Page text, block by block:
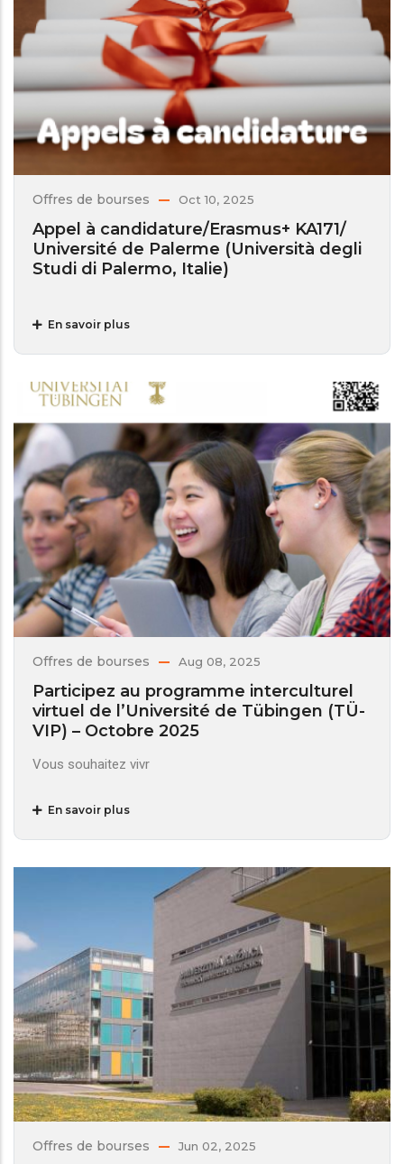
Offres de bourses Oct 10, 2025
Appel à candidature/Erasmus+ KA171/
Université de Palerme (Università degli
Studi di Palermo, Italie)
En savoir plus
Offres de bourses Aug 08, 2025
Participez au programme interculturel
virtuel de l’Université de Tübingen (TÜ-
VIP) – Octobre 2025
Vous souhaitez vivr
En savoir plus
Offres de bourses Jun 02, 2025